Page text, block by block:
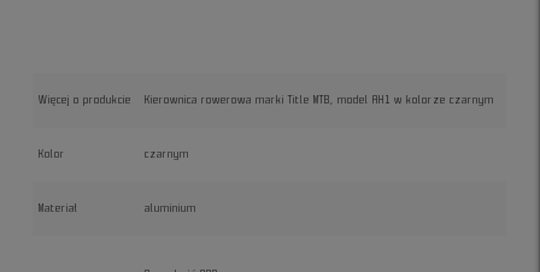
Więcej o produkcie Kierownica rowerowa marki Title MTB, model AH1 w kolorze czarnym
Kolor czarnym
Materiał aluminium